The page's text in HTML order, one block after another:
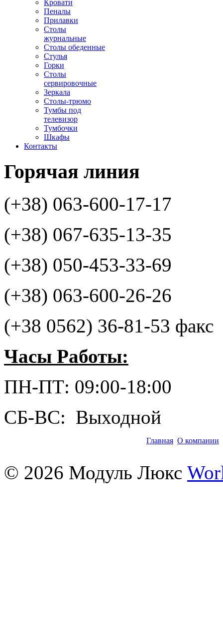
Кровати
Пеналы
Прилавки
Столы
журнальные
Столы обеденные
Стулья
Горки
Столы
сервировочные
Зеркала
Столы-трюмо
Тумбы под
телевизор
Тумбочки
Шкафы
Контакты
Горячая линия
(+38) 063-600-17-17
(+38) 067-635-13-35
(+38) 050-453-33-69
(+38) 063-600-26-26
(+38 0562) 36-81-53 факс
Часы Работы:
ПН-ПТ: 09:00-18:00
СБ-ВС: Выходной
Главная О компании
© 2026 Модуль Люкс